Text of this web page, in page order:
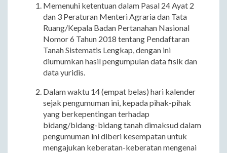
Memenuhi ketentuan dalam Pasal 24 Ayat 2
dan 3 Peraturan Menteri Agraria dan Tata
Ruang/Kepala Badan Pertanahan Nasional
Nomor 6 Tahun 2018 tentang Pendaftaran
Tanah Sistematis Lengkap, dengan ini
diumumkan hasil pengumpulan data fisik dan
data yuridis.
Dalam waktu 14 (empat belas) hari kalender
sejak pengumuman ini, kepada pihak-pihak
yang berkepentingan terhadap
bidang/bidang-bidang tanah dimaksud dalam
pengumuman ini diberi kesempatan untuk
mengajukan keberatan-keberatan mengenai